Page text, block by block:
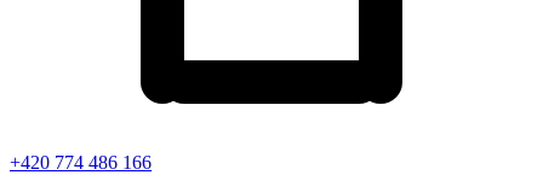
+420 774 486 166